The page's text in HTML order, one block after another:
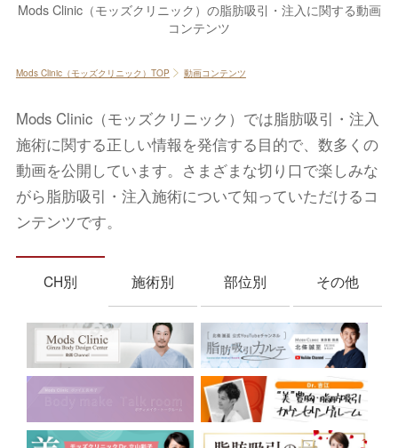
Mods Clinic（モッズクリニック）の脂肪吸引・注入に関する動画
コンテンツ
Mods Clinic（モッズクリニック）TOP 動画コンテンツ
Mods Clinic（モッズクリニック）では脂肪吸引・注入
施術に関する正しい情報を発信する目的で、数多くの
動画を公開しています。 さまざまな切り口で楽しみな
がら脂肪吸引・注入施術について知っていただけるコ
ンテンツです。
CH別 施術別 部位別 その他